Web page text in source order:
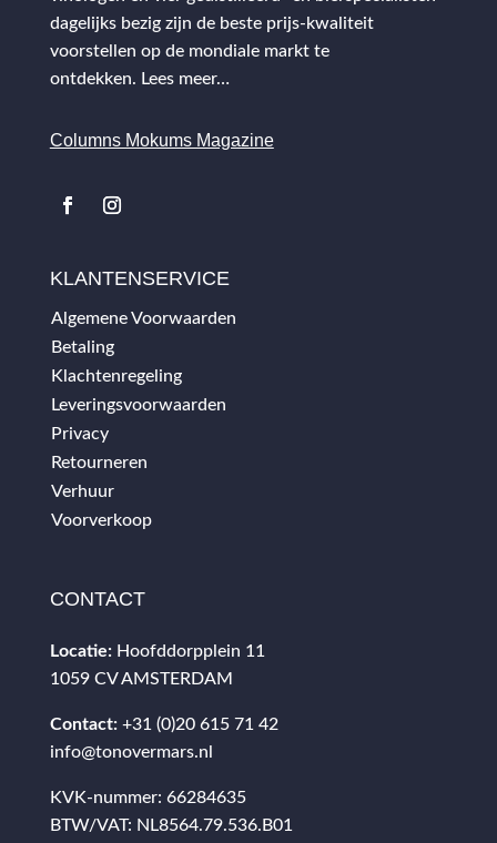
dagelijks bezig zijn de beste prijs-kwaliteit
voorstellen op de mondiale markt te
ontdekken. Lees meer…
Columns Mokums Magazine
KLANTENSERVICE
Algemene Voorwaarden
Betaling
Klachtenregeling
Leveringsvoorwaarden
Privacy
Retourneren
Verhuur
Voorverkoop
CONTACT
Locatie: Hoofddorpplein 11
1059 CV AMSTERDAM
Contact: +31 (0)20 615 71 42
info@tonovermars.nl
KVK-nummer: 66284635
BTW/VAT: NL8564.79.536.B01